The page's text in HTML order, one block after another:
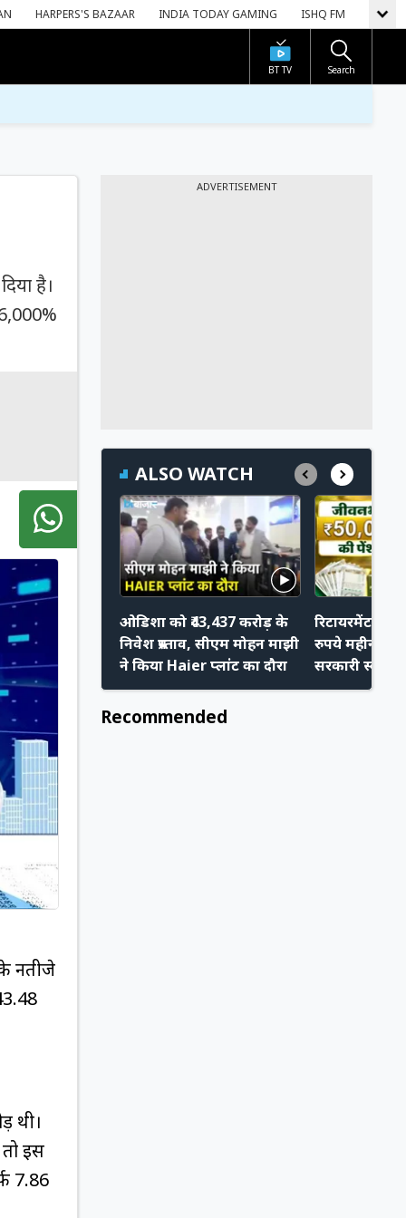
HARPERS'S BAZAAR INDIA TODAY GAMING ISHQ FM
BT TV Search
है।
नतीजे
थी।
इस
₹7.86
ADVERTISEMENT
ALSO WATCH
ओडिशा को ₹43,437 करोड़ के
निवेश प्रस्ताव, सीएम मोहन माझी
ने किया Haier प्लांट का दौरा
रिटायरमेंट के
रुपये महीना
सरकारी स्कीम
Recommended